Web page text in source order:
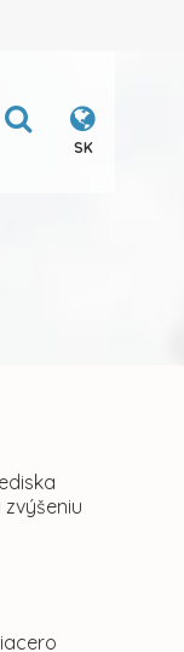
SK